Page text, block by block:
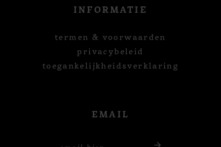
INFORMATIE
termen & voorwaarden
privacybeleid
toegankelijkheidsverklaring
EMAIL